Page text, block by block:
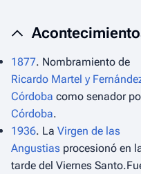
1877. Nombramiento de
Ricardo Martel y
Córdoba como senador
Córdoba.
1936. La Virgen de las
Angustias procesionó en
tarde del Viernes